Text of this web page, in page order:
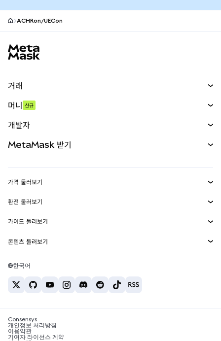
ACHRon/UECon
거래
무기한 선물
실물자산
머니 신규
개발자
MetaMask Connect
Snaps
웹3 서비스
MetaMask 받기
보안
고객 지원
채용
가격 둘러보기
이더리움 가격
솔라나 가격
테더 가격
환전 둘러보기
ETH를 USD로 환전
USDT를 INR로 환전
BTC를 INR로 환전
ETH를 USDT로 환전
가이드 둘러보기
ETH 매수
USDT 매수
SHIB 매수
BNB 매수
콘텐츠 둘러보기
솔라나 지갑
암호화폐 세금 뉴스
암호화폐 매수 방법
한국어
Consensys
개인정보 처리방침
이용약관
기여자 라이선스 계약